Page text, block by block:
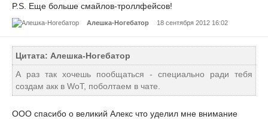
P.S. Еще больше смайлов-троллфейсов!
Алешка-Ногебатор 18 сентября 2012 16:02
Цитата: Алешка-Ногебатор
А раз так хочешь пообщаться - специально ради тебя
создам акк в WoT, поболтаем в чате.
ООО спасибо о великий Алекс что уделил мне внимание